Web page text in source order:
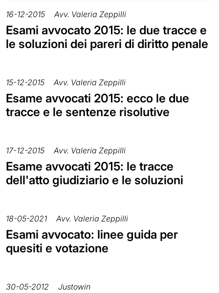
16-12-2015 Avv. Valeria Zeppilli
Esami avvocato 2015: le due tracce e
le soluzioni dei pareri di diritto penale
15-12-2015 Avv. Valeria Zeppilli
Esame avvocati 2015: ecco le due
tracce e le sentenze risolutive
17-12-2015 Avv. Valeria Zeppilli
Esame avvocati 2015: le tracce
dell'atto giudiziario e le soluzioni
18-05-2021 Avv. Valeria Zeppilli
Esami avvocato: linee guida per
quesiti e votazione
30-05-2012 Justowin